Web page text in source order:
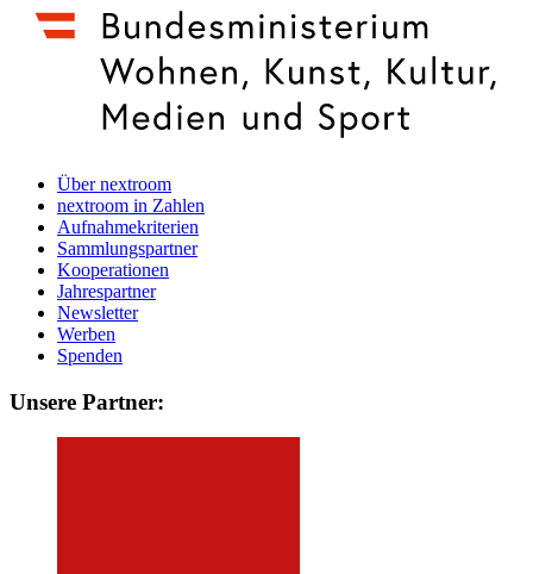
Über nextroom
nextroom in Zahlen
Aufnahmekriterien
Sammlungspartner
Kooperationen
Jahrespartner
Newsletter
Werben
Spenden
Unsere Partner: